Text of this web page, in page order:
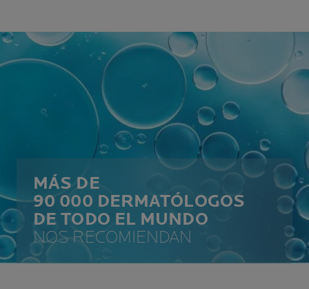
MÁS DE
90 000 DERMATÓLOGOS
DE TODO EL MUNDO
NOS RECOMIENDAN